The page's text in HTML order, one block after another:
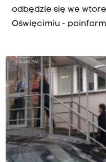
odbędzie się we
Oświęcimiu -
wypadku doszło 10
Poszkodowana
Beata Szydło. O jego
prokuratura oskarżyła
który prowadził Fiata.